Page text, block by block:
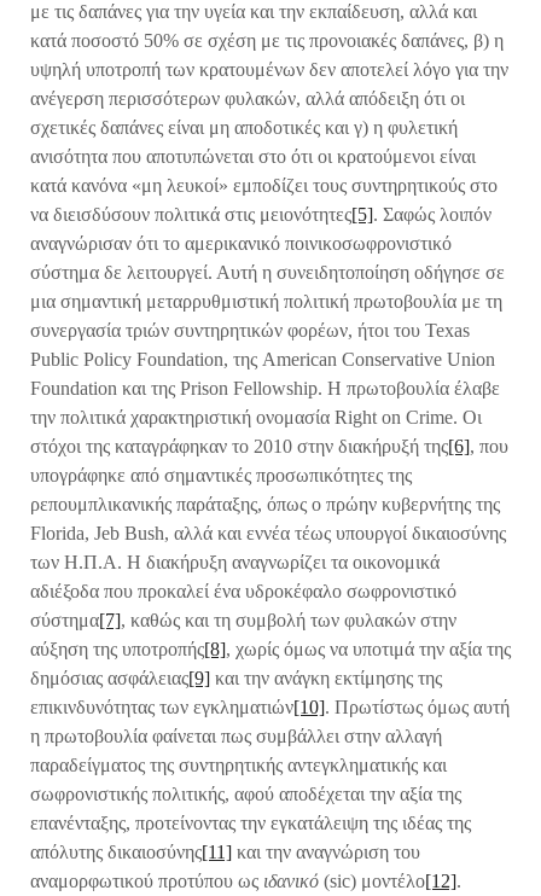
με τις δαπάνες για την υγεία και την εκπαίδευση, αλλά και
κατά ποσοστό 50% σε σχέση με τις προνοιακές δαπάνες, β) η
υψηλή υποτροπή των κρατουμένων δεν αποτελεί λόγο για την
ανέγερση περισσότερων φυλακών, αλλά απόδειξη ότι οι
σχετικές δαπάνες είναι μη αποδοτικές και γ) η φυλετική
ανισότητα που αποτυπώνεται στο ότι οι κρατούμενοι είναι
κατά κανόνα «μη λευκοί» εμποδίζει τους συντηρητικούς στο
να διεισδύσουν πολιτικά στις μειονότητες[5]. Σαφώς λοιπόν
αναγνώρισαν ότι το αμερικανικό ποινικοσωφρονιστικό
σύστημα δε λειτουργεί. Αυτή η συνειδητοποίηση οδήγησε σε
μια σημαντική μεταρρυθμιστική πολιτική πρωτοβουλία με τη
συνεργασία τριών συντηρητικών φορέων, ήτοι του Texas
Public Policy Foundation, της American Conservative Union
Foundation και της Prison Fellowship. Η πρωτοβουλία έλαβε
την πολιτικά χαρακτηριστική ονομασία Right on Crime. Οι
στόχοι της καταγράφηκαν το 2010 στην διακήρυξή της[6], που
υπογράφηκε από σημαντικές προσωπικότητες της
ρεπουμπλικανικής παράταξης, όπως ο πρώην κυβερνήτης της
Florida, Jeb Bush, αλλά και εννέα τέως υπουργοί δικαιοσύνης
των Η.Π.Α. Η διακήρυξη αναγνωρίζει τα οικονομικά
αδιέξοδα που προκαλεί ένα υδροκέφαλο σωφρονιστικό
σύστημα[7], καθώς και τη συμβολή των φυλακών στην
αύξηση της υποτροπής[8], χωρίς όμως να υποτιμά την αξία της
δημόσιας ασφάλειας[9] και την ανάγκη εκτίμησης της
επικινδυνότητας των εγκληματιών[10]. Πρωτίστως όμως αυτή
η πρωτοβουλία φαίνεται πως συμβάλλει στην αλλαγή
παραδείγματος της συντηρητικής αντεγκληματικής και
σωφρονιστικής πολιτικής, αφού αποδέχεται την αξία της
επανένταξης, προτείνοντας την εγκατάλειψη της ιδέας της
απόλυτης δικαιοσύνης[11] και την αναγνώριση του
αναμορφωτικού προτύπου ως ιδανικό (sic) μοντέλο[12].